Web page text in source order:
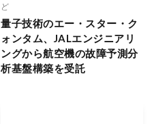
ど
量子技術のエー・スター・ク
ォンタム、JALエンジニアリ
ングから航空機の故障予測分
析基盤構築を受託